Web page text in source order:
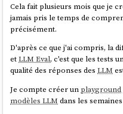
relationnelle, d'unmoteur de
recherche web— on nomme
Augmented Generation).
Pour écrire des données dans
nécessaire de passer par une
modèle d'embedding, comme
multilingual,Voyage AI Text
d'OpenAI. La vectorisation est
Cela fait plusieurs mois que je
jamais pris le temps de
précisément.
D'après ce que j'ai compris, la
etLLM Eval, c'est que les tests
qualité des réponses desLLM
Je compte créer un playground
modèles LLM dans les